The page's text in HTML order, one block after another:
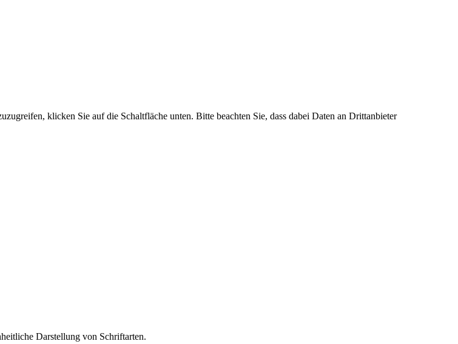
klicken Sie auf die Schaltfläche unten. Bitte beachten Sie, dass dabei Daten an Drittanbieter
Darstellung von Schriftarten.